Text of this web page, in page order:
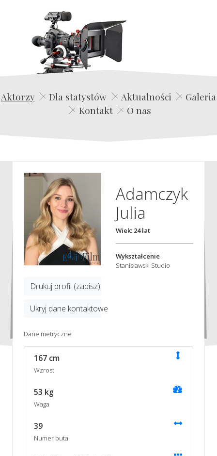
Edwin Film Agencja Aktorska
Aktorzy Dla statystów Aktualności
Galeria
Kontakt
O nas
Drukuj profil (zapisz)
Ukryj dane kontaktowe
Adamczyk
Julia
Wiek: 24 lat
Wykształcenie
Stanisławski Studio
Dane metryczne
167 cm
Wzrost
53 kg
Waga
39
Numer buta